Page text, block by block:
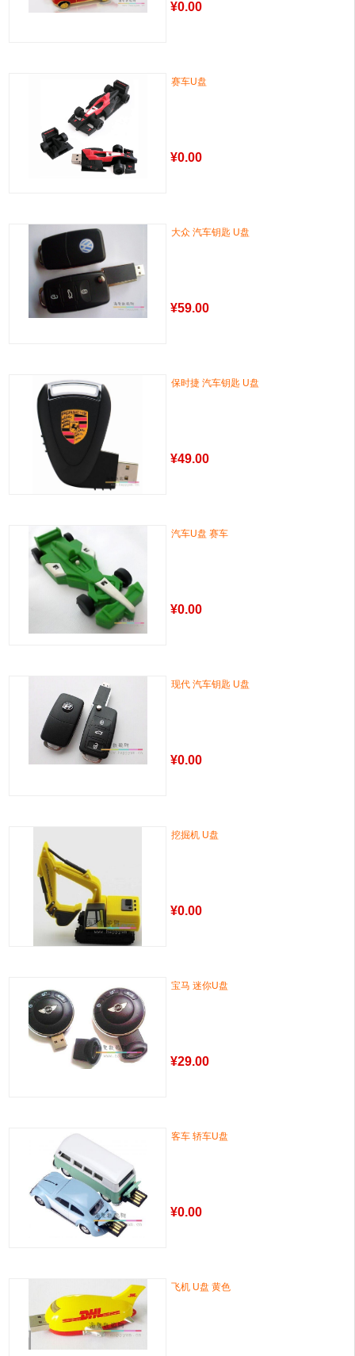
¥0.00
赛车U盘
¥0.00
大众 汽车钥匙 U盘
¥59.00
保时捷 汽车钥匙 U盘
¥49.00
汽车U盘 赛车
¥0.00
现代 汽车钥匙 U盘
¥0.00
挖掘机 U盘
¥0.00
宝马 迷你U盘
¥29.00
客车 轿车U盘
¥0.00
飞机 U盘 黄色